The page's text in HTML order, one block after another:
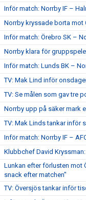
Inför match: Norrby IF –
Norrby kryssade borta mot
Inför match: Örebro SK –
Norrby klara för
Inför match: Lunds BK –
TV: Mak Lind inför
TV: Se målen som gav tre
Norrby upp på säker mark
TV: Mak Linds tankar inför
Inför match: Norrby IF –
Klubbchef David
Lunkan efter förlusten mot
snack efter matchen"
TV: Översjös tankar inför